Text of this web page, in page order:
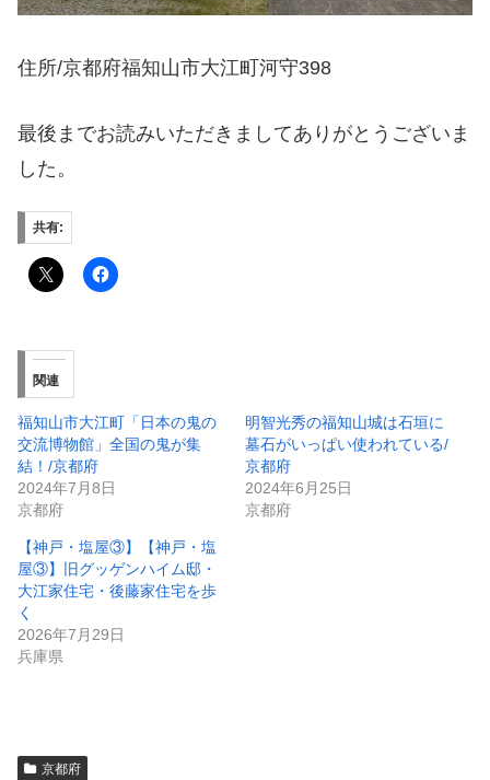
住所/京都府福知山市大江町河守398
最後までお読みいただきましてありがとうございま
した。
共有:
関連
福知山市大江町「日本の鬼の
交流博物館」全国の鬼が集
結！/京都府
2024年7月8日
京都府
明智光秀の福知山城は石垣に
墓石がいっぱい使われている/
京都府
2024年6月25日
京都府
【神戸・塩屋③】【神戸・塩
屋③】旧グッゲンハイム邸・
大江家住宅・後藤家住宅を歩
く
2026年7月29日
兵庫県
京都府